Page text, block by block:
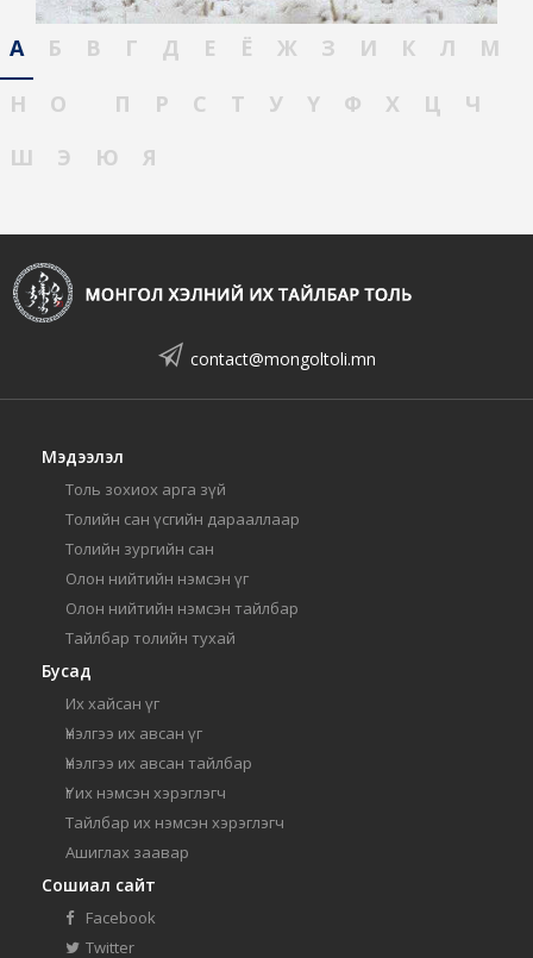
А Б В Г Д Е Ё Ж З И К Л
М
Н
О П Р С Т У Ү Ф Х Ц
Ч
Ш
Э Ю Я
contact@mongoltoli.mn
Мэдээлэл
Толь зохиох арга зүй
Толийн сан үсгийн дарааллаар
Толийн зургийн сан
Олон нийтийн нэмсэн үг
Олон нийтийн нэмсэн тайлбар
Тайлбар толийн тухай
Бусад
Их хайсан үг
Үнэлгээ их авсан үг
Үнэлгээ их авсан тайлбар
Үг их нэмсэн хэрэглэгч
Тайлбар их нэмсэн хэрэглэгч
Ашиглах заавар
Сошиал сайт
Facebook
Twitter